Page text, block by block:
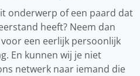
onderwerp of een paard dat
heeft? Neem dan
een eerlijk persoonlijk
En kunnen wij je niet
netwerk naar iemand die